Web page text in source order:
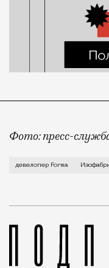
Фото: пресс-
Корпус
девелопер Forma